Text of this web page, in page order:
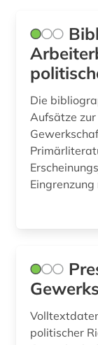
Die
Aufsätze
Eingrenzung
politischer